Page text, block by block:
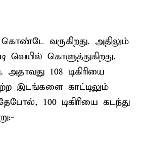
வருகிறது. அதிலும்
வெயில் கொளுத்துகிறது.
108 டிகிரியை
இடங்களை காட்டிலும்
100 டிகிரியை கடந்து